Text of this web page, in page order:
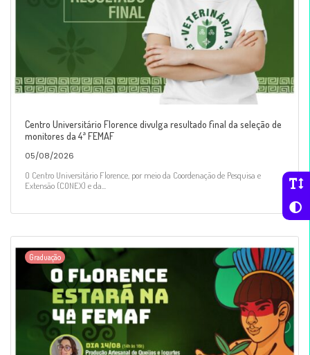
Centro Universitário Florence divulga resultado final da seleção de
monitores da 4ª FEMAF
05/08/2026
O Centro Universitário Florence, por meio da Coordenação de Pesquisa e
Extensão (CONEX) e da...
Graduação